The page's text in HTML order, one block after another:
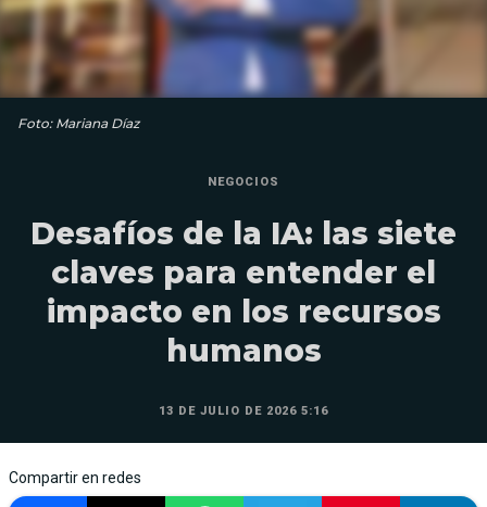
Foto: Mariana Díaz
NEGOCIOS
Desafíos de la IA: las siete
claves para entender el
impacto en los recursos
humanos
13 DE JULIO DE 2026 5:16
Compartir en redes